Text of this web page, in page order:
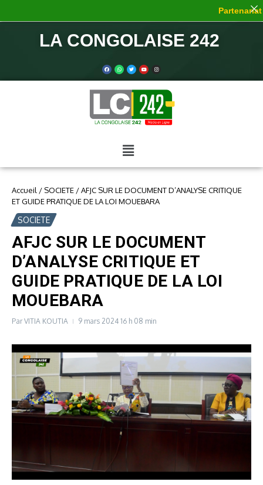
LA CONGOLAISE 242
Accueil / SOCIETE /AFJC SUR LE DOCUMENT D’ANALYSE CRITIQUE
ET GUIDE PRATIQUE DE LA LOI MOUEBARA
SOCIETE
AFJC SUR LE DOCUMENT
D’ANALYSE CRITIQUE ET
GUIDE PRATIQUE DE LA LOI
MOUEBARA
ParVITIA KOUTIA 9 mars 2024 16 h 08 min
Partenariat